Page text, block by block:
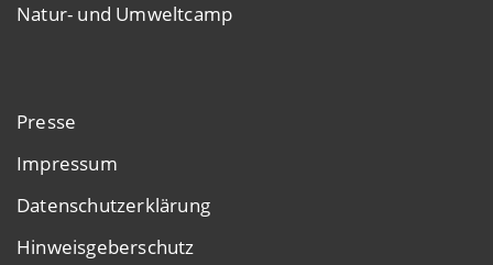
Natur- und Umweltcamp
Presse
Impressum
Datenschutzerklärung
Hinweisgeberschutz